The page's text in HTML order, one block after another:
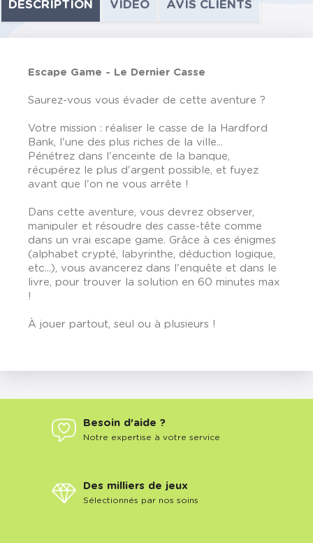
DESCRIPTION VIDÉO AVIS CLIENTS
Escape Game - Le Dernier Casse
Saurez-vous vous évader de cette aventure ?
Votre mission : réaliser le casse de la Hardford
Bank, l'une des plus riches de la ville...
Pénétrez dans l'enceinte de la banque,
récupérez le plus d'argent possible, et fuyez
avant que l'on ne vous arrête !
Dans cette aventure, vous devrez observer,
manipuler et résoudre des casse-tête comme
dans un vrai escape game. Grâce à ces énigmes
(alphabet crypté, labyrinthe, déduction logique,
etc...), vous avancerez dans l'enquête et dans le
livre, pour trouver la solution en 60 minutes max
!
À jouer partout, seul ou à plusieurs !
Besoin d'aide ?
Notre expertise à votre service
Des milliers de jeux
Sélectionnés par nos soins